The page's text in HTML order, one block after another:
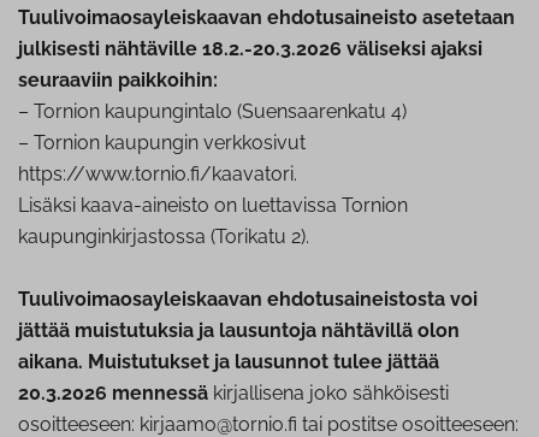
Tuulivoimaosayleiskaavan ehdotusaineisto asetetaan
julkisesti nähtäville 18.2.-20.3.2026 väliseksi ajaksi
seuraaviin paikkoihin:
– Tornion kaupungintalo (Suensaarenkatu 4)
– Tornion kaupungin verkkosivut
https://www.tornio.fi/kaavatori.
Lisäksi kaava-aineisto on luettavissa Tornion
kaupunginkirjastossa (Torikatu 2).
Tuulivoimaosayleiskaavan ehdotusaineistosta voi
jättää muistutuksia ja lausuntoja nähtävillä olon
aikana. Muistutukset ja lausunnot tulee jättää
20.3.2026 mennessä kirjallisena joko sähköisesti
osoitteeseen: kirjaamo@tornio.fi tai postitse osoitteeseen: